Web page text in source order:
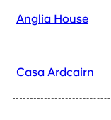
Anglia House
Casa Ardcairn